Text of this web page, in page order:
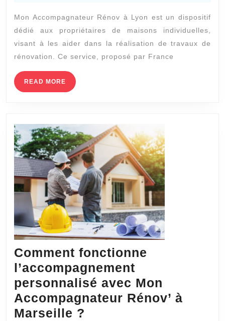
sont
couverts
Lyon
dans
une
maison
individuelle
?
Mon Accompagnateur Rénov à Lyon est un dispositif
dédié aux propriétaires de maisons individuelles,
visant à les aider dans la réalisation de travaux de
rénovation. Ce service, proposé par France
READ MORE READ
MORE
Comment fonctionne
l’accompagnement
personnalisé avec Mon
Accompagnateur Rénov’ à
Marseille ?